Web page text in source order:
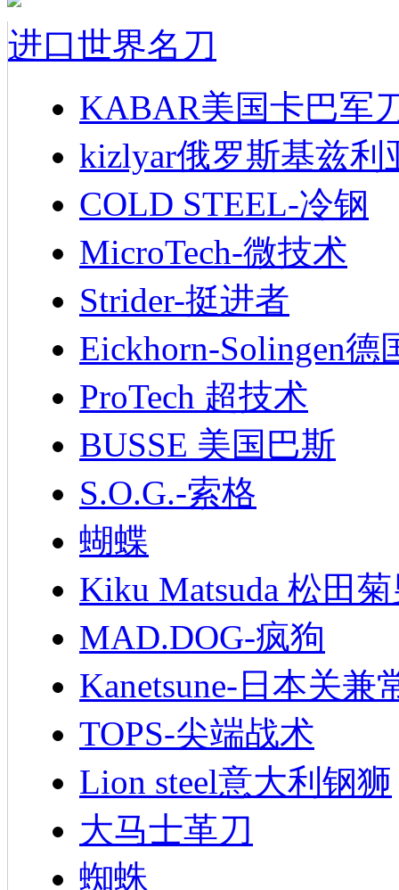
进口世界名刀
KABAR美国卡巴军
kizlyar俄罗斯基兹利
COLD STEEL-冷钢
MicroTech-微技术
Strider-挺进者
Eickhorn-Solingen德
ProTech 超技术
BUSSE 美国巴斯
S.O.G.-索格
蝴蝶
Kiku Matsuda 松田
MAD.DOG-疯狗
Kanetsune-日本关兼
TOPS-尖端战术
Lion steel意大利钢狮
大马士革刀
蜘蛛